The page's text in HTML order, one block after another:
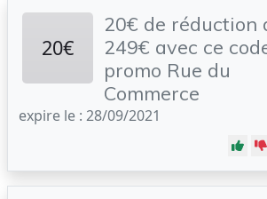
20€
20€ de réduction
249€ avec ce
promo Rue du
Commerce
expire le : 28/09/2021